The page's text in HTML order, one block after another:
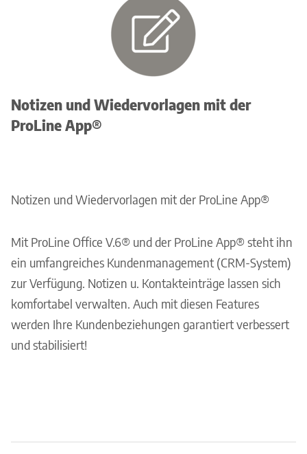
Notizen und Wiedervorlagen mit der
ProLine App®
Notizen und Wiedervorlagen mit der ProLine App®
Mit ProLine Office V.6® und der ProLine App® steht ihn
ein umfangreiches Kundenmanagement (CRM-System)
zur Verfügung. Notizen u. Kontakteinträge lassen sich
komfortabel verwalten. Auch mit diesen Features
werden Ihre Kundenbeziehungen garantiert verbessert
und stabilisiert!